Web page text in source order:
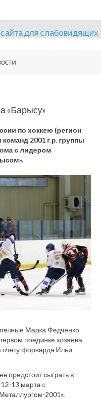
для слабовидящих
ВАКАНСИИ
«Барысу»
по хоккею (регион
2001 г.р. группы
с лидером
Марка Федченко
поединке хозяева
счету форварда Ильи
предстоит сыграть в
13 марта с
2001».